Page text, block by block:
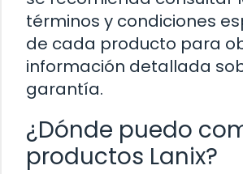
términos y condiciones
de cada producto para
información detallada
garantía.
¿Dónde puedo
productos Lanix?